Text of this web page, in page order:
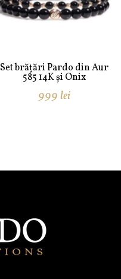
Set brățări Pardo din Aur
585 14K și Onix
999lei